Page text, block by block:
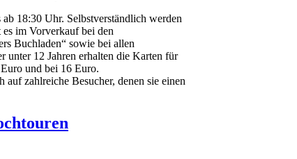
18:30 Uhr. Selbstverständlich werden
im Vorverkauf bei den
Buchladen“ sowie bei allen
unter 12 Jahren erhalten die Karten für
und bei 16 Euro.
zahlreiche Besucher, denen sie einen